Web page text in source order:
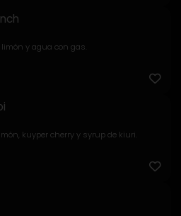
limón y agua con gas.
kuyper cherry y syrup de kiuri.